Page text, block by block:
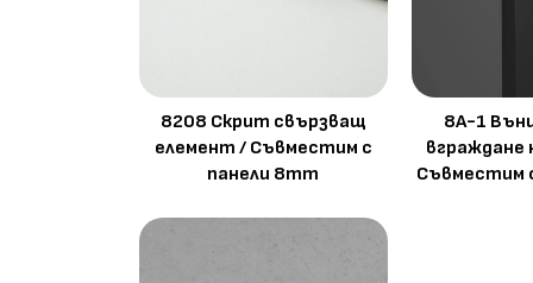
8208 Скрит свързващ
елемент / Съвместим с
панели 8mm
8A-1
вграждане
Съвместим